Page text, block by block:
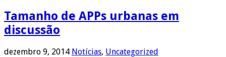
Tamanho de APPs urbanas em
discussão
dezembro 9, 2014 Notícias, Uncategorized